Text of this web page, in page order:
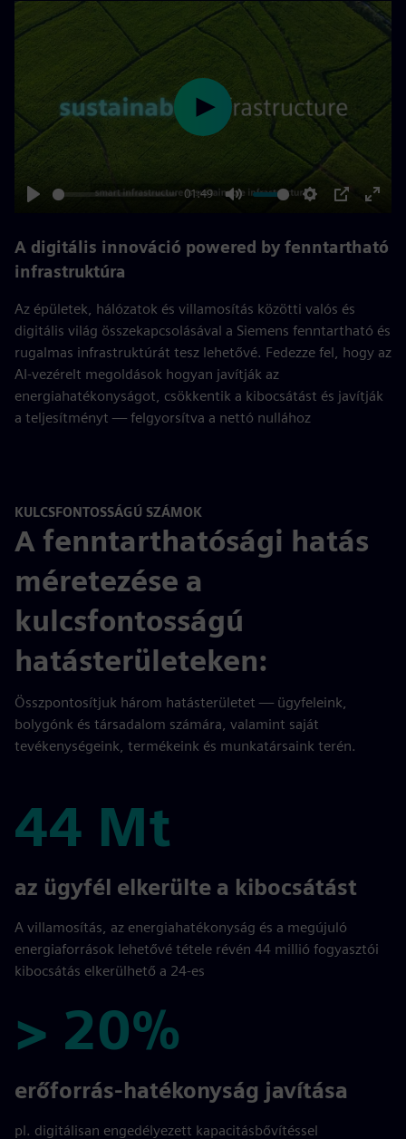
01:49
Play
A digitális innováció powered by fenntartható
infrastruktúra
Az épületek, hálózatok és villamosítás közötti valós és
digitális világ összekapcsolásával a Siemens fenntartható és
rugalmas infrastruktúrát tesz lehetővé. Fedezze fel, hogy az
AI-vezérelt megoldások hogyan javítják az
energiahatékonyságot, csökkentik a kibocsátást és javítják
a teljesítményt — felgyorsítva a nettó nullához
KULCSFONTOSSÁGÚ SZÁMOK
A fenntarthatósági hatás
méretezése a
kulcsfontosságú
hatásterületeken:
Összpontosítjuk három hatásterületet — ügyfeleink,
bolygónk és társadalom számára, valamint saját
tevékenységeink, termékeink és munkatársaink terén.
44 Mt
44 Mt
az ügyfél elkerülte a kibocsátást
A villamosítás, az energiahatékonyság és a megújuló
energiaforrások lehetővé tétele révén 44 millió fogyasztói
kibocsátás elkerülhető a 24-es
> 20%
> 20%
erőforrás-hatékonyság javítása
pl. digitálisan engedélyezett kapacitásbővítéssel